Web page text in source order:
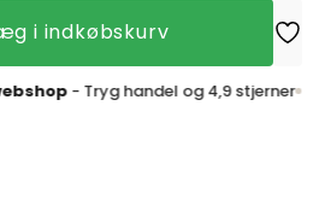
i indkøbskurv
- Tryg handel og 4,9 stjerner